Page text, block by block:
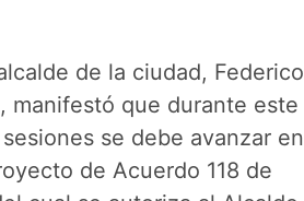
de la ciudad, Federico
manifestó que durante este
se debe avanzar en
de Acuerdo 118 de